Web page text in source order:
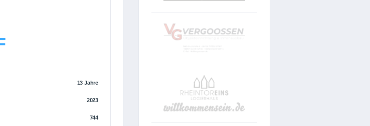
13 Jahre
2023
744